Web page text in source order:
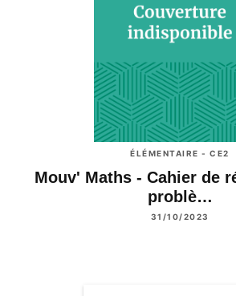
ÉLÉMENTAIRE - CE2
Mouv' Maths - Cahier de
problè…
31/10/2023